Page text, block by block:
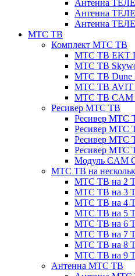
Антенна
Антенна
Антенна
МТС ТВ
Комплект МТС ТВ
МТС ТВ EKT
МТС ТВ
МТС ТВ Dune
МТС ТВ AVIT
МТС ТВ CAM
Ресивер МТС ТВ
Ресивер МТС
Ресивер МТС
Ресивер МТС
Ресивер МТС
Модуль CAM
МТС ТВ на
МТС ТВ на 2
МТС ТВ на 3
МТС ТВ на 4
МТС ТВ на 5
МТС ТВ на 6
МТС ТВ на 7
МТС ТВ на 8
МТС ТВ на 9
Антенна МТС ТВ